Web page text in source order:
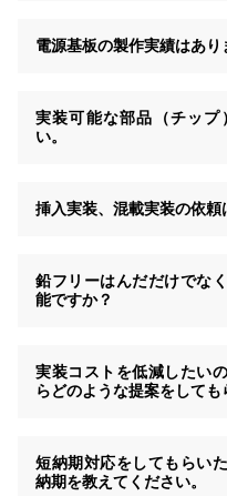
電源基板の製作実績はあり
実装可能な部品（チップ
い。
挿入実装、混載実装の依頼
鉛フリーはんだだけでな
能ですか？
実装コストを低減したい
らどのような提案をしても
短納期対応をしてもらい
納期を教えてください。